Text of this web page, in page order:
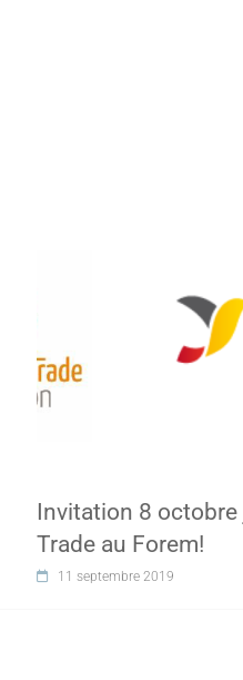
Invitation 8 octobre
Trade au Forem!
11 septembre 2019